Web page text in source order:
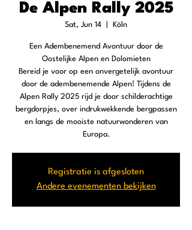
De Alpen Rally 2025
Sat, Jun 14 Köln
Een Adembenemend Avontuur door de
Oostelijke Alpen en Dolomieten
Bereid je voor op een onvergetelijk avontuur
door de adembenemende Alpen! Tijdens de
Alpen Rally 2025 rijd je door schilderachtige
bergdorpjes, over indrukwekkende bergpassen
en langs de mooiste natuurwonderen van
Europa.
Registratie is afgesloten
Andere evenementen bekijken